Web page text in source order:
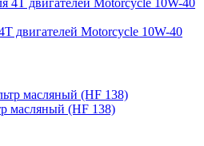
двигателей Motorcycle 10W-40
масляный (HF 138)